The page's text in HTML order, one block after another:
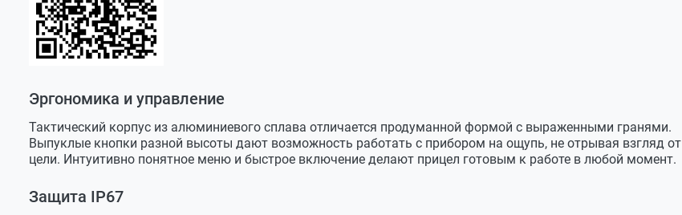
Эргономика и управление
Тактический корпус из алюминиевого сплава отличается продуманной формой с выраженными гранями.
Выпуклые кнопки разной высоты дают возможность работать с прибором на ощупь, не отрывая взгляд от
цели. Интуитивно понятное меню и быстрое включение делают прицел готовым к работе в любой момент.
Защита IP67